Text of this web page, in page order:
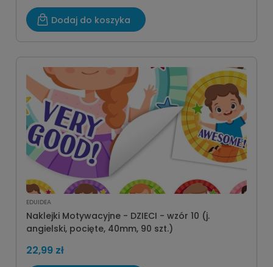
Dodaj do koszyka
EDUIDEA
Naklejki Motywacyjne - DZIECI - wzór 10 (j.
angielski, pocięte, 40mm, 90 szt.)
22,99 zł